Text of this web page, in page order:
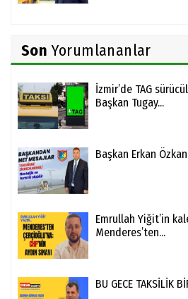
Son Yorumlananlar
İzmir’de TAG
Başkan Tugay...
Başkan Erkan
Emrullah Yiğit’in
Menderes’ten...
BU GECE TAKSİLİK